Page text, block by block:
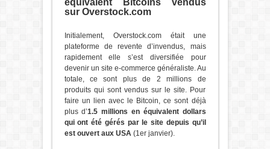
équivalent Bitcoins vendus
sur Overstock.com
Initialement, Overstock.com était une
plateforme de revente d’invendus, mais
rapidement elle s’est diversifiée pour
devenir un site e-commerce généraliste. Au
totale, ce sont plus de 2 millions de
produits qui sont vendus sur le site. Pour
faire un lien avec le Bitcoin, ce sont déjà
plus d’1.5 millions en équivalent dollars
qui ont été gérés par le site depuis qu’il
est ouvert aux USA(1er janvier).